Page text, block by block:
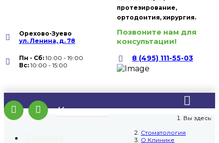
протезирование,
ортодонтия, хирургия.
Орехово-Зуево
ул. Ленина, д. 78
Пн - Сб: 10:00 - 19:00
Вc: 10:00 - 15:00
Позвоните нам для
консультации!
8 (495) 111-55-03
Контакты
Вы здесь:
Стоматология
О Клинике